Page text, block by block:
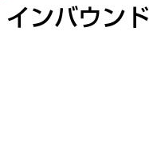
インバウンド